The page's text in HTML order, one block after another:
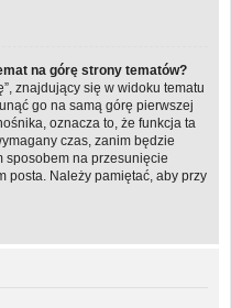
na górę strony tematów?
znajdujący się w widoku tematu
go na samą górę pierwszej
oznacza to, że funkcja ta
czas, zanim będzie
sposobem na przesunięcie
posta. Należy pamiętać, aby przy